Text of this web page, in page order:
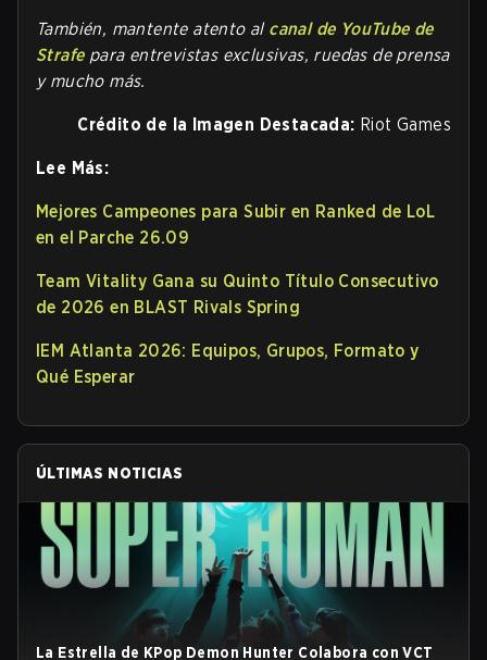
También, mantente atento al canal de YouTube de
Strafepara entrevistas exclusivas, ruedas de prensa
y mucho más.
Crédito de la Imagen Destacada: Riot Games
Lee Más:
Mejores Campeones para Subir en Ranked de LoL
en el Parche 26.09
Team Vitality Gana su Quinto Título Consecutivo
de 2026 en BLAST Rivals Spring
IEM Atlanta 2026: Equipos, Grupos, Formato y
Qué Esperar
ÚLTIMAS NOTICIAS
La Estrella de KPop Demon Hunter Colabora con VCT